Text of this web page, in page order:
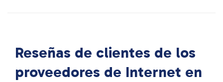
Reseñas de clientes de los
proveedores de Internet en